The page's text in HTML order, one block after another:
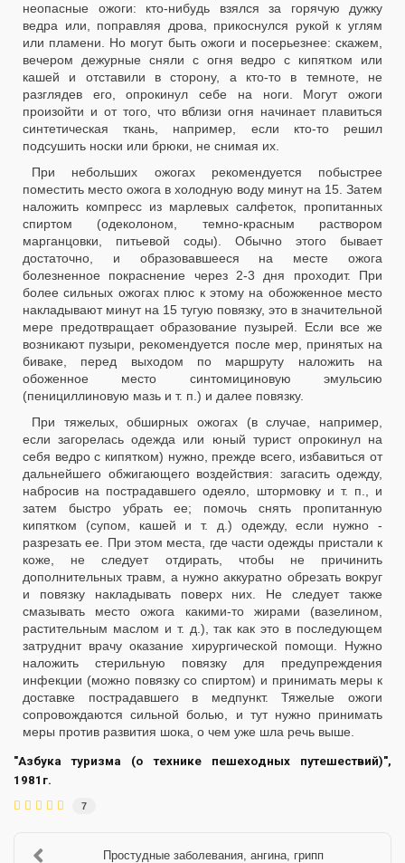
неопасные ожоги: кто-нибудь взялся за горячую дужку
ведра или, поправляя дрова, прикоснулся рукой к углям
или пламени. Но могут быть ожоги и посерьезнее: скажем,
вечером дежурные сняли с огня ведро с кипятком или
кашей и отставили в сторону, а кто-то в темноте, не
разглядев его, опрокинул себе на ноги. Могут ожоги
произойти и от того, что вблизи огня начинает плавиться
синтетическая ткань, например, если кто-то решил
подсушить носки или брюки, не снимая их.
При небольших ожогах рекомендуется побыстрее
поместить место ожога в холодную воду минут на 15. Затем
наложить компресс из марлевых салфеток, пропитанных
спиртом (одеколоном, темно-красным раствором
марганцовки, питьевой соды). Обычно этого бывает
достаточно, и образовавшееся на месте ожога
болезненное покраснение через 2-3 дня проходит. При
более сильных ожогах плюс к этому на обожженное место
накладывают минут на 15 тугую повязку, это в значительной
мере предотвращает образование пузырей. Если все же
возникают пузыри, рекомендуется после мер, принятых на
биваке, перед выходом по маршруту наложить на
обоженное место синтомициновую эмульсию
(пенициллиновую мазь и т. п.) и далее повязку.
При тяжелых, обширных ожогах (в случае, например,
если загорелась одежда или юный турист опрокинул на
себя ведро с кипятком) нужно, прежде всего, избавиться от
дальнейшего обжигающего воздействия: загасить одежду,
набросив на пострадавшего одеяло, штормовку и т. п., и
затем быстро убрать ее; помочь снять пропитанную
кипятком (супом, кашей и т. д.) одежду, если нужно -
разрезать ее. При этом места, где части одежды пристали к
коже, не следует отдирать, чтобы не причинить
дополнительных травм, а нужно аккуратно обрезать вокруг
и повязку накладывать поверх них. Не следует также
смазывать место ожога какими-то жирами (вазелином,
растительным маслом и т. д.), так как это в последующем
затруднит врачу оказание хирургической помощи. Нужно
наложить стерильную повязку для предупреждения
инфекции (можно повязку со спиртом) и принимать меры к
доставке пострадавшего в медпункт. Тяжелые ожоги
сопровождаются сильной болью, и тут нужно принимать
меры против развития шока, о чем уже шла речь выше.
"Азбука туризма (о технике пешеходных путешествий)",
1981г.
7
Простудные заболевания, ангина, грипп